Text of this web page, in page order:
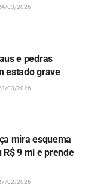
03/2026
e pedras
estado grave
03/2026
mira esquema
9 mi e prende
02/2026